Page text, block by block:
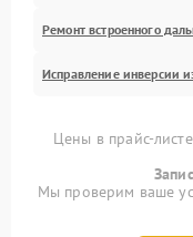
Ремонт встроенного
Исправление инверсии
Цены в прайс-
Мы проверим ваше